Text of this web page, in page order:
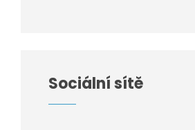
Sociální sítě